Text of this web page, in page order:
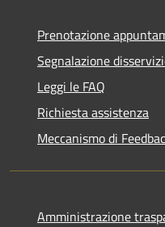
Prenotazione
Segnalazione
Leggi le FAQ
Richiesta assistenza
Meccanismo di
Amministrazione